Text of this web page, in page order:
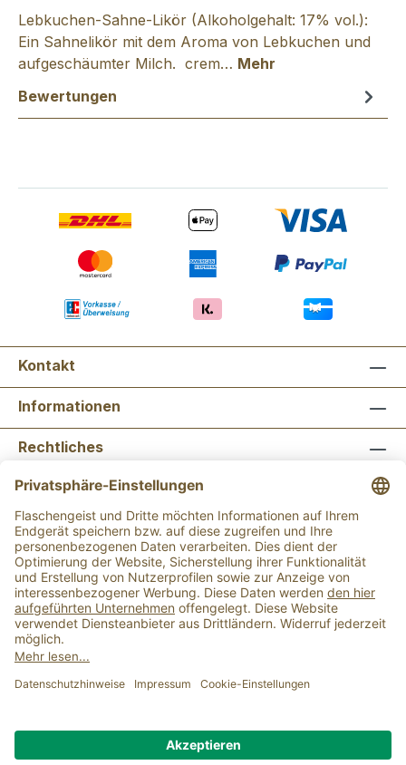
Lebkuchen-Sahne-Likör (Alkoholgehalt: 17% vol.):
Ein Sahnelikör mit dem Aroma von Lebkuchen und
aufgeschäumter Milch. crem… Mehr
Bewertungen
Kontakt
Informationen
Rechtliches
Newsletter abonnieren
Flaschengeist Bonn Flaschengeist Münster
Alle Preise inkl. gesetzl. Mehrwertsteuer zzgl.
Versandkosten
beträgt 15,00 €.